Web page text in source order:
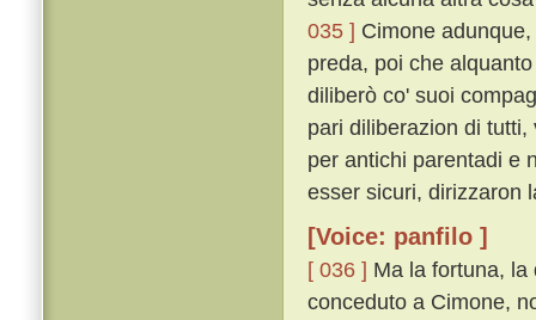
035 ] Cimone
preda, poi che
diliberò co' suoi
pari diliberazion di
per antichi parentadi e
esser sicuri, dirizzaron
[Voice: panfilo ]
[ 036 ] Ma la fortuna,
conceduto a Cimone,